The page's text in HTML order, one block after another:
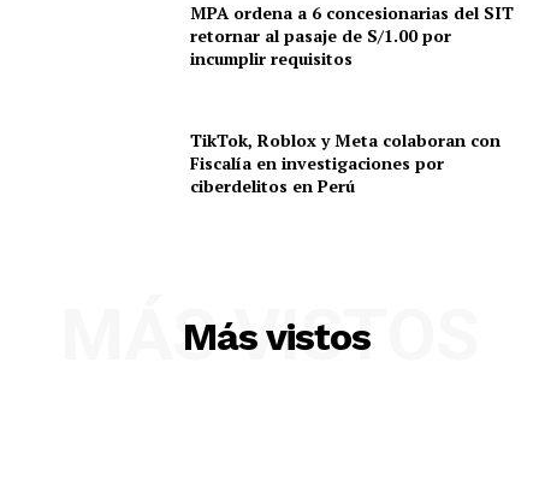
MPA ordena a 6 concesionarias del SIT
retornar al pasaje de S/1.00 por
incumplir requisitos
TikTok, Roblox y Meta colaboran con
Fiscalía en investigaciones por
ciberdelitos en Perú
Más vistos
MÁS VISTOS